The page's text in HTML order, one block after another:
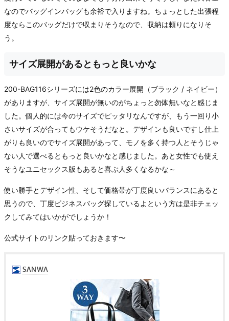
なのでバッグインバッグも余裕で入りますね。ちょっとした出張程
度ならこのバッグだけで収まりそうなので、収納は頼りになりそ
う。
サイズ展開があるともっと良いかな
200-BAG116シリーズには2色のカラー展開（ブラック / ネイビー）
がありますが、サイズ展開が無いのがちょっと勿体無いなと感じま
した。個人的には今のサイズでピッタリなんですが、もう一回り小
さいサイズが合ってもウケそうだなと。デザインも良いですし仕上
がりも良いのでサイズ展開があって、モノを多く持つ人とそうじゃ
ない人で選べるともっと良いかなと感じました。あと女性でも使え
そうなユニセックス版もあると喜ぶ人多くなるかな～
使い勝手とデザイン性、そして価格帯が丁度良いバランスにあると
思うので、丁度ビジネスバッグ探しているよという方は是非チェッ
クしてみてはいかがでしょうか！
公式サイトのリンク貼っておきます〜